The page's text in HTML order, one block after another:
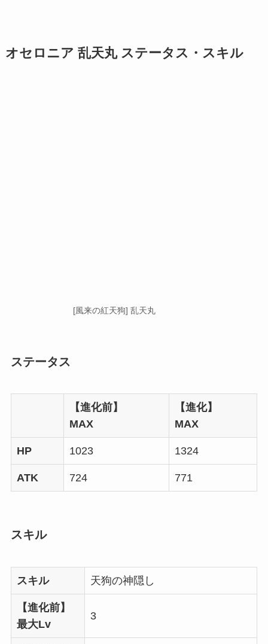
オセロニア 乱天丸 ステータス・スキル
[風来の紅天狗] 乱天丸
ステータス
【進化前】
MAX
【進化】
MAX
HP 1023 1324
ATK 724 771
スキル
スキル 天狗の神隠し
【進化前】
最大Lv
3